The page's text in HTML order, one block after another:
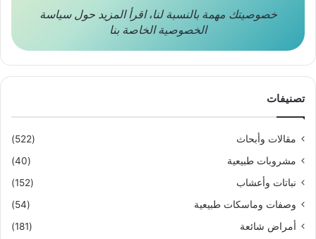
خصوصيتك مهمة بالنسبة لنا،اقرأ المزيد حولسياسة
الخصوصيةالخاصة بنا
تصنيفات
مقالات وأبحاث
(522)
مشروبات طبيعية
(40)
نباتات وأعشاب
(152)
وصفات وماسكات طبيعية
(54)
أمراض شائعة
(181)